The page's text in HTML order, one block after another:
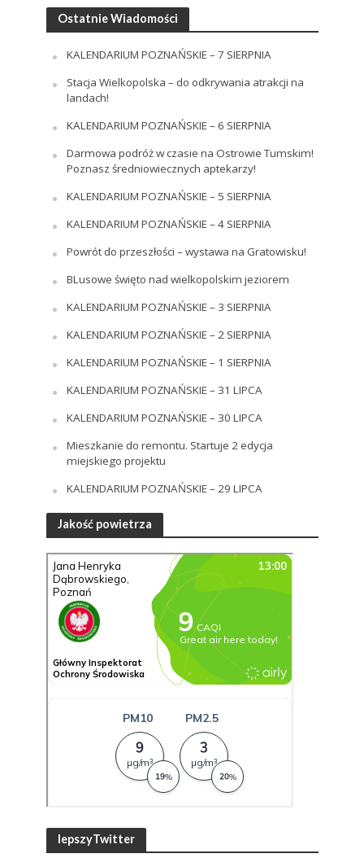
Ostatnie Wiadomości
KALENDARIUM POZNAŃSKIE – 7 SIERPNIA
Stacja Wielkopolska – do odkrywania atrakcji na
landach!
KALENDARIUM POZNAŃSKIE – 6 SIERPNIA
Darmowa podróż w czasie na Ostrowie Tumskim!
Poznasz średniowiecznych aptekarzy!
KALENDARIUM POZNAŃSKIE – 5 SIERPNIA
KALENDARIUM POZNAŃSKIE – 4 SIERPNIA
Powrót do przeszłości – wystawa na Gratowisku!
BLusowe święto nad wielkopolskim jeziorem
KALENDARIUM POZNAŃSKIE – 3 SIERPNIA
KALENDARIUM POZNAŃSKIE – 2 SIERPNIA
KALENDARIUM POZNAŃSKIE – 1 SIERPNIA
KALENDARIUM POZNAŃSKIE – 31 LIPCA
KALENDARIUM POZNAŃSKIE – 30 LIPCA
Mieszkanie do remontu. Startuje 2 edycja
miejskiego projektu
KALENDARIUM POZNAŃSKIE – 29 LIPCA
Jakość powietrza
lepszyTwitter